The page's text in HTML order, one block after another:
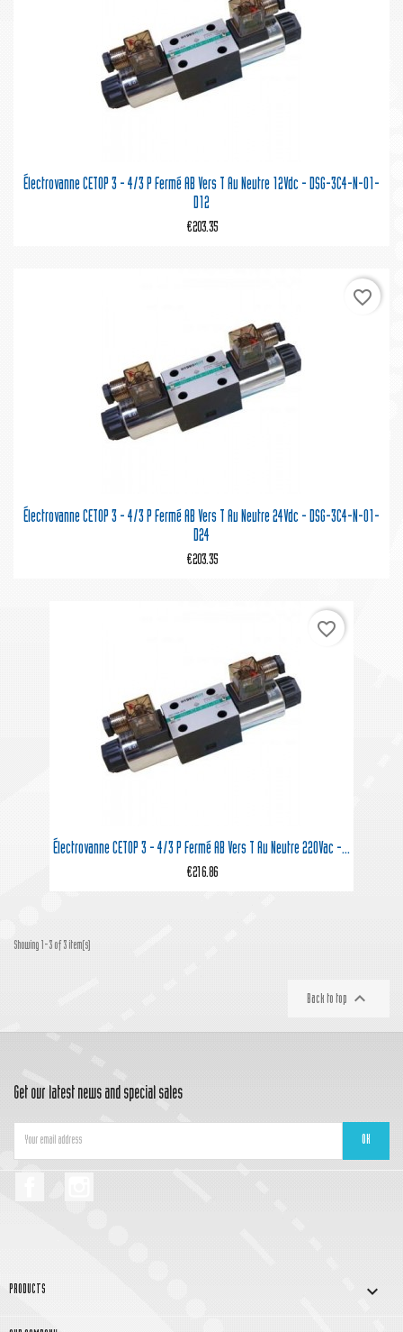
Électrovanne CETOP 3 - 4/3 P Fermé AB Vers T Au Neutre 12Vdc - DSG-3C4-N-01-
D12
€203.35
Électrovanne CETOP 3 - 4/3 P Fermé AB Vers T Au Neutre 24Vdc - DSG-3C4-N-01-
D24
€203.35
favorite_border
Électrovanne CETOP 3 - 4/3 P Fermé AB Vers T Au Neutre 220Vac -...
€216.86
favorite_border
Showing 1-3 of 3 item(s)
Back to top 
Get our latest news and special sales
PRODUCTS 